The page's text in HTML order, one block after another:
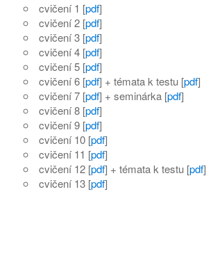
cvičení 1 [pdf]
cvičení 2 [pdf]
cvičení 3 [pdf]
cvičení 4 [pdf]
cvičení 5 [pdf]
cvičení 6 [pdf] + témata k testu [pdf]
cvičení 7 [pdf] + seminárka [pdf]
cvičení 8 [pdf]
cvičení 9 [pdf]
cvičení 10 [pdf]
cvičení 11 [pdf]
cvičení 12 [pdf] + témata k testu [pdf]
cvičení 13 [pdf]